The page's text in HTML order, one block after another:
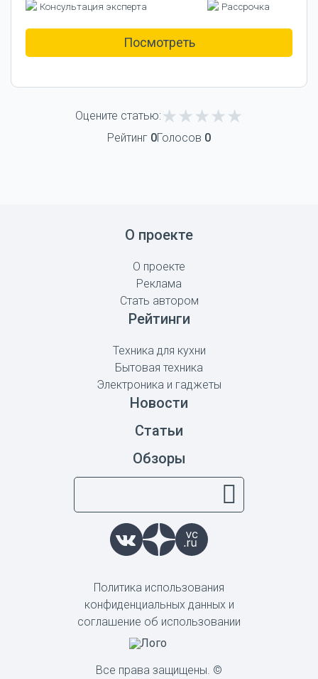
Консультация эксперта
Рассрочка
Посмотреть
Оцените статью:
Рейтинг 0Голосов 0
Все права защищены. ©
О проекте
О проекте
Реклама
Стать автором
Рейтинги
Техника для кухни
Бытовая техника
Электроника и гаджеты
Новости
Статьи
Обзоры
Политика использования
конфиденциальных данных и
соглашение об использовании